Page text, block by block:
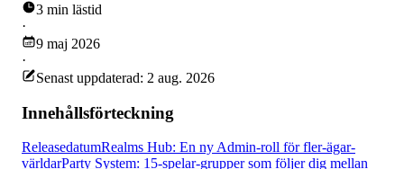
3 min lästid
·
9 maj 2026
·
Senast uppdaterad: 2 aug. 2026
Innehållsförteckning
ReleasedatumRealms Hub: En ny Admin-roll för fler-ägar-
världarParty System: 15-spelar-grupper som följer dig mellan